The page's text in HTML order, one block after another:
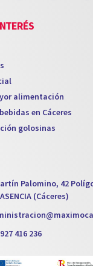
alimentación
en Cáceres
golosinas
Palomino, 42
(Cáceres)
416 236